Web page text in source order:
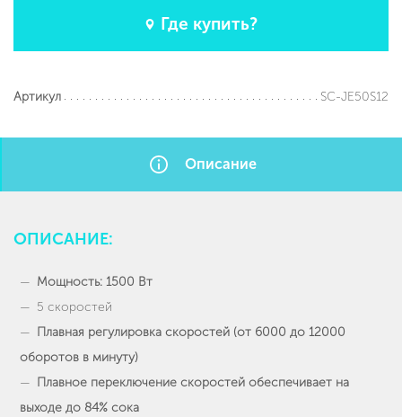
Где купить?
Артикул SC-JE50S12
Описание
ОПИСАНИЕ:
Мощность: 1500 Вт
5 скоростей
Плавная регулировка скоростей (от 6000 до 12000
оборотов в минуту)
Плавное переключение скоростей обеспечивает на
выходе до 84% сока